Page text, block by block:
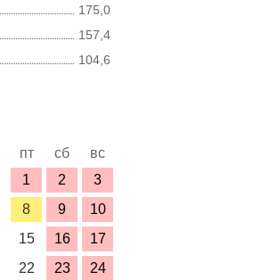
175,0
157,4
104,6
пт сб
вс
1
2
3
8 9
10
15 16
17
22 23
24